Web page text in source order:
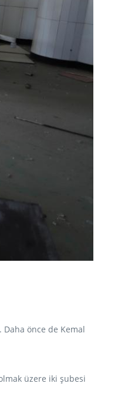
Daha önce de Kemal
üzere iki şubesi